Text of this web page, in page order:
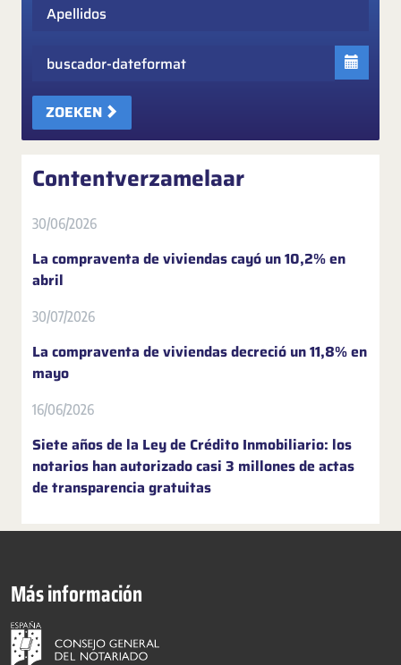
ZOEKEN
Contentverzamelaar
30/06/2026
La compraventa de viviendas cayó un 10,2% en
abril
30/07/2026
La compraventa de viviendas decreció un 11,8% en
mayo
16/06/2026
Siete años de la Ley de Crédito Inmobiliario: los
notarios han autorizado casi 3 millones de actas
de transparencia gratuitas
Más información